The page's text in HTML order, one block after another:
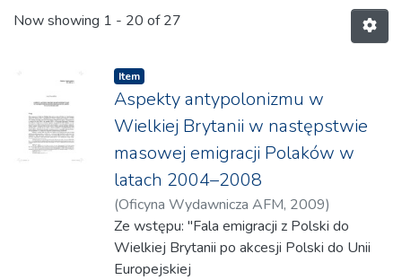
Now showing 1 - 20 of 27
Item
Aspekty antypolonizmu w
Wielkiej Brytanii w następstwie
masowej emigracji Polaków w
latach 2004–2008
(Oficyna Wydawnicza AFM, 2009)
Freundlich, Jerzy
Ze wstępu: "Fala emigracji z Polski do
Wielkiej Brytanii po akcesji Polski do Unii
Europejskiej